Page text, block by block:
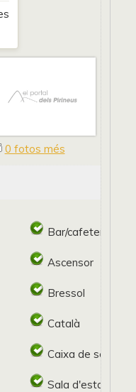
0 fotos més
Bar/cafeteria
Ascensor
Bressol
Català
Caixa de
Sala d'estar